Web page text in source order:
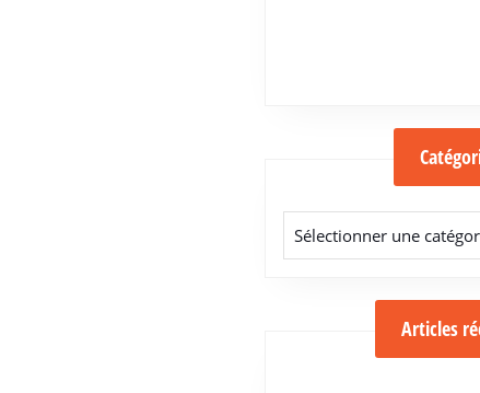
Articles